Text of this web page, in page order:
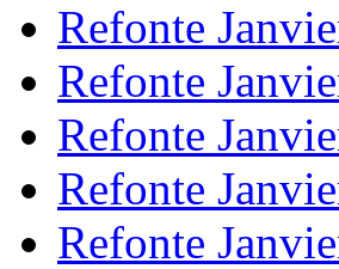
Refonte
Refonte
Refonte
Refonte
Refonte